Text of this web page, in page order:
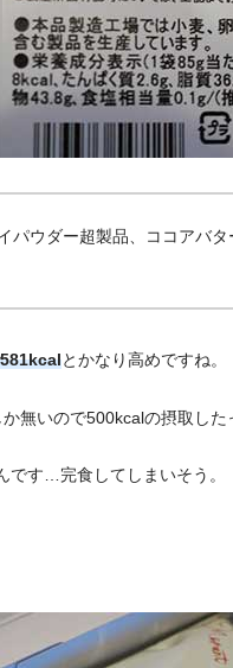
パウダー超製品、ココアバ
とかなり高めですね。
無いので500kcalの摂取した
です…完食してしまいそう。